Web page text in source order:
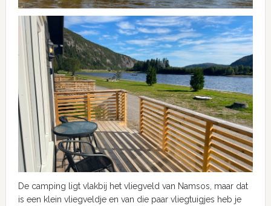
De camping ligt vlakbij het vliegveld van Namsos, maar dat
is een klein vliegveldje en van die paar vliegtuigjes heb je